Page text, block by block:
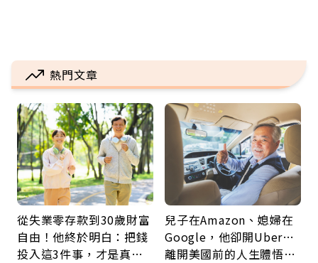
熱門文章
從失業零存款到30歲財富
自由！他終於明白：把錢
投入這3件事，才是真正
兒子在Amazon、媳婦在
Google，他卻開Uber…
離開美國前的人生體悟：